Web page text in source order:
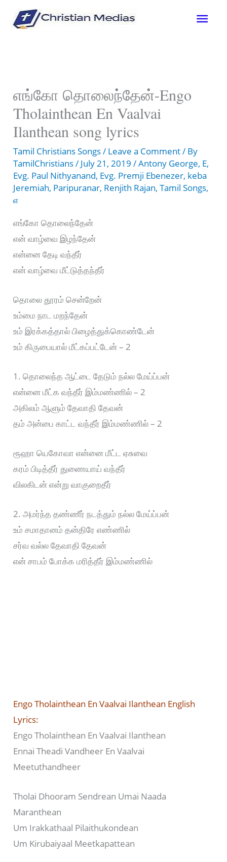
எங்கோ தொலைந்தேன்-Engo
Tholainthean En Vaalvai
Ilanthean song lyrics
Tamil Christians Songs/ Leave a Comment/ By
TamilChristians/ July 21, 2019/Antony George, E,
Evg. Paul Nithyanand, Evg. Premji Ebenezer, keba
Jeremiah, Paripuranar, Renjith Rajan,Tamil Songs,
எ
எங்கோ தொலைந்தேன்
என் வாழ்வை இழந்தேன்
என்னை தேடி வந்தீர்
என் வாழ்வை மீட்டுத்தந்தீர்
தொலை தூரம் சென்றேன்
உம்மை நாட மறந்தேன்
உம் இரக்கத்தால் பிழைத்துக்கொண்டேன்
உம் கிருபையால் மீட்கப்பட்டேன் – 2
1. தொலைந்த ஆட்டை தேடும் நல்ல மேய்ப்பன்
என்னை மீட்க வந்தீர் இம்மண்ணில் – 2
அகிலம் ஆளும் தேவாதி தேவன்
தம் அன்பை காட்ட வந்தீர் இம்மண்ணில் – 2
ரூஹா யெகோவா என்னை மீட்ட ஏசுவை
கரம் பிடித்தீர் துணையாய் வந்தீர்
விலகிடன் என்று வாகுறைதீர்
2. அமர்ந்த தண்ணீர் நடத்தும் நல்ல மேய்ப்பன்
உம் சமாதானம் தன்திரே எண்ணில்
சர்வ வல்ல தேவாதி தேவன்
என் சாபம் போக்க மரித்தீர் இம்மண்ணில்
Engo Tholainthean En Vaalvai Ilanthean English
Lyrics:
Engo Tholainthean En Vaalvai Ilanthean
Ennai Theadi Vandheer En Vaalvai
Meetuthandheer
Tholai Dhooram Sendrean Umai Naada
Maranthean
Um Irakkathaal Pilaithukondean
Um Kirubaiyaal Meetkapattean